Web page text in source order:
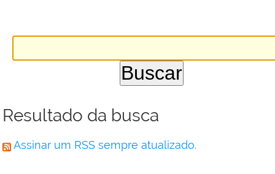
Resultado da busca
Assinar um RSS sempre atualizado.